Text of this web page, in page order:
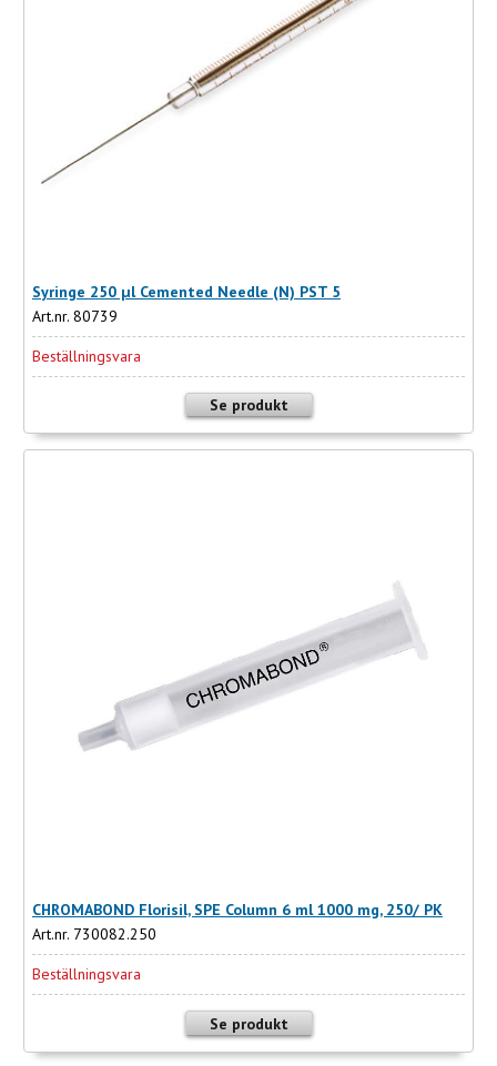
Syringe 250 µl Cemented Needle (N) PST 5
Art.nr. 80739
Beställningsvara
Se produkt
CHROMABOND Florisil, SPE Column 6 ml 1000 mg, 250/ PK
Art.nr. 730082.250
Beställningsvara
Se produkt